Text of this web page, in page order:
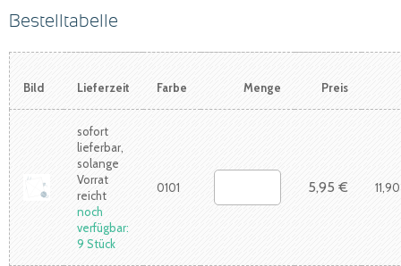
Bestelltabelle
Bild Lieferzeit Farbe Menge Preis
sofort
lieferbar,
solange
Vorrat
reicht
noch
verfügbar:
9 Stück
0101 5,95 €